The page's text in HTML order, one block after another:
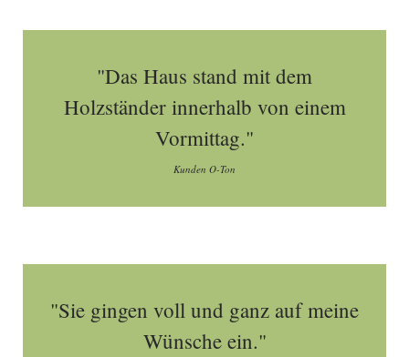
"Das Haus stand mit dem
Holzständer innerhalb von einem
Vormittag."
Kunden O-Ton
"Sie gingen voll und ganz auf meine
Wünsche ein."